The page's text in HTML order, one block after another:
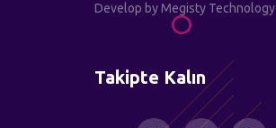
Develop byMegisty Technology
Takipte Kalın